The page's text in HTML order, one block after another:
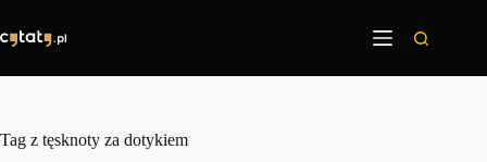
treści
Tag z tęsknoty za dotykiem